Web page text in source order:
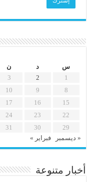
س
د ن
1
2
3
8
9
10
15
16
17
22
23
24
29
30
31
« ديسمبر
فبراير »
أخبار متنوعة